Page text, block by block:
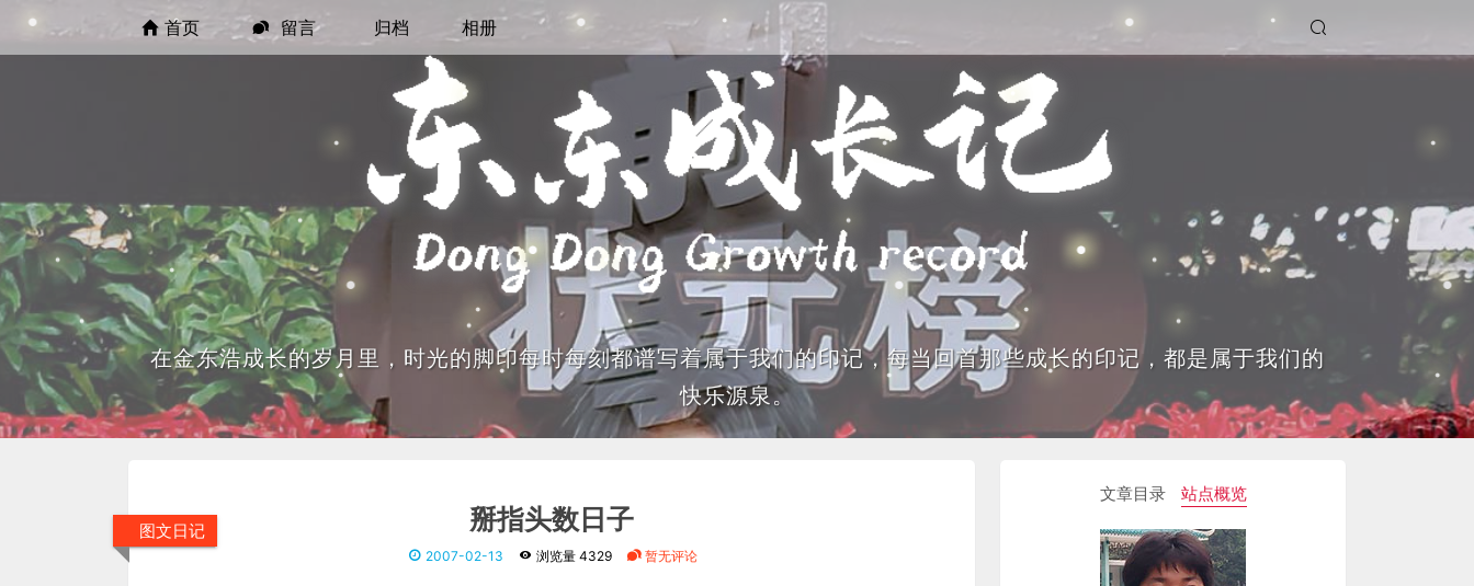
首页 留言 归档 相册
在金东浩成长的岁月里，时光的脚印每时每刻都谱写着属于我们的印记，每当回首那些成长的印记，都是属于我们的
快乐源泉。
图文日记 掰指头数日子
2007-02-13 浏览量 4329 暂无评论
文章目录 站点概览